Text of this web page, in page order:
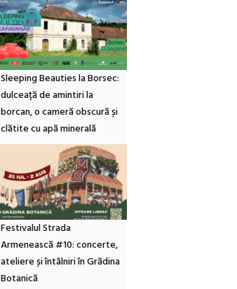
Sleeping Beauties la Borsec:
dulceață de amintiri la
borcan, o cameră obscură și
clătite cu apă minerală
Festivalul Strada
Armenească #10: concerte,
ateliere și întâlniri în Grădina
Botanică